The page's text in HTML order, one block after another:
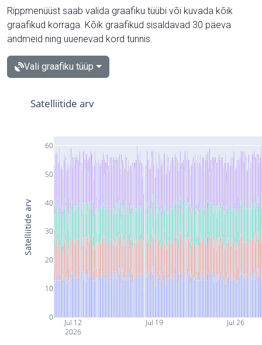
Rippmenüüst saab valida graafiku tüübi või kuvada kõik
graafikud korraga. Kõik graafikud sisaldavad 30 päeva
andmeid ning uuenevad kord tunnis.
Vali graafiku tüüp
Jul 12
2026
Jul 19 Jul 26
0
10
20
30
40
50
60
Satelliitide arv
Satelliitide arv